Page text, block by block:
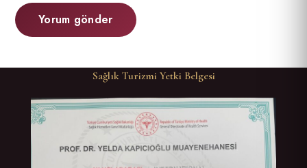
Sağlık Turizmi Yetki Belgesi